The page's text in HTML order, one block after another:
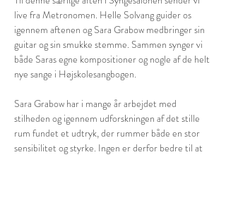
live fra Metronomen. Helle Solvang guider os
igennem aftenen og Sara Grabow medbringer sin
guitar og sin smukke stemme. Sammen synger vi
både Saras egne kompositioner og nogle af de helt
Sara Grabow har i mange år arbejdet med
stilheden og igennem udforskningen af det stille
rum fundet et udtryk, der rummer både en stor
sensibilitet og styrke. Ingen er derfor bedre til at